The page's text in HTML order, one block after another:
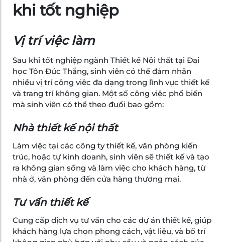
khi tốt nghiệp
Vị trí việc làm
Sau khi tốt nghiệp ngành Thiết kế Nội thất tại Đại
học Tôn Đức Thắng, sinh viên có thể đảm nhận
nhiều vị trí công việc đa dạng trong lĩnh vực thiết kế
và trang trí không gian. Một số công việc phổ biến
mà sinh viên có thể theo đuổi bao gồm:
Nhà thiết kế nội thất
Làm việc tại các công ty thiết kế, văn phòng kiến
trúc, hoặc tự kinh doanh, sinh viên sẽ thiết kế và tạo
ra không gian sống và làm việc cho khách hàng, từ
nhà ở, văn phòng đến cửa hàng thương mại.
Tư vấn thiết kế
Cung cấp dịch vụ tư vấn cho các dự án thiết kế, giúp
khách hàng lựa chọn phong cách, vật liệu, và bố trí